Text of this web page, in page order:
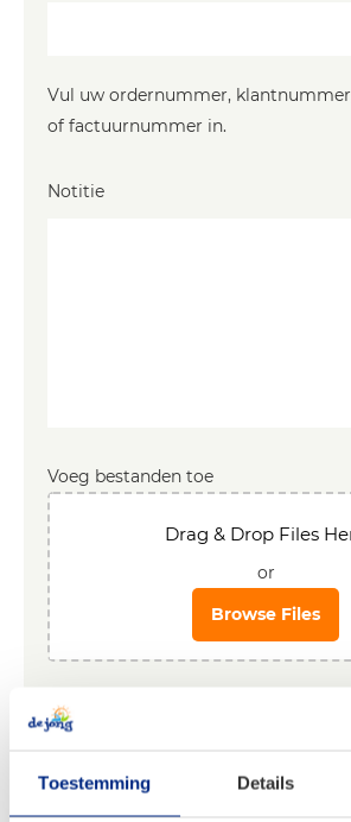
Toestemming Details
Vul uw ordernummer,
of factuurnummer in.
Notitie
Voeg bestanden toe
Drag & Drop Files
or
Browse Files
Toegestane bestandstype: jpg, jpeg,
U kunt maximaal 4 bestanden
Ik geef toestemming dat ik